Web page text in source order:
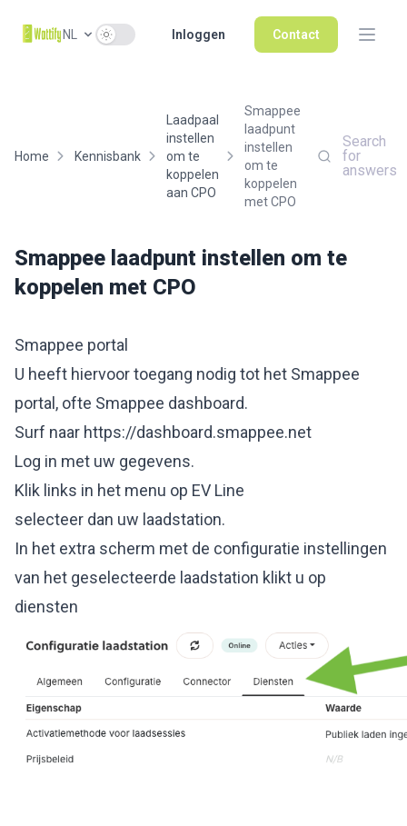
NL Use setting Inloggen Contact
Home Kennisbank
Laadpaal
instellen
om te
koppelen
aan CPO
Smappee
laadpunt
instellen
om te
koppelen
met CPO
Search
for
answers
Smappee laadpunt instellen om te
koppelen met CPO
Smappee portal
U heeft hiervoor toegang nodig tot het Smappee
portal, ofte Smappee dashboard.
Surf naar https://dashboard.smappee.net
Log in met uw gegevens.
Klik links in het menu op EV Line
selecteer dan uw laadstation.
In het extra scherm met de configuratie instellingen
van het geselecteerde laadstation klikt u op
diensten